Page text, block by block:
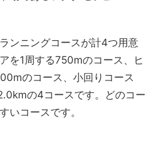
ンニングコースが計4つ用意
を1周する750mのコース、ヒ
のコース、小回りコース
の4コースです。どのコー
いコースです。